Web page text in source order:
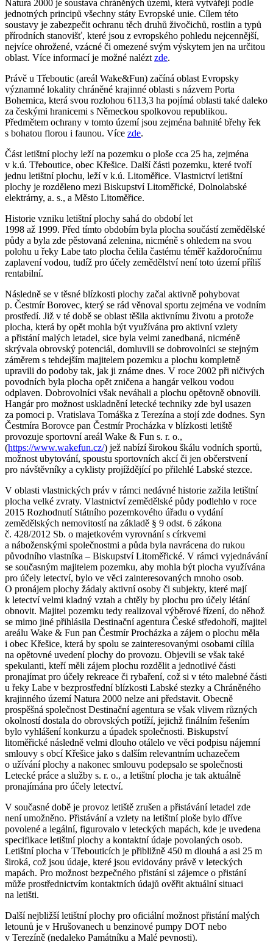
Natura 2000 je soustava chráněných území, která vytvářejí podle
jednotných principů všechny státy Evropské unie. Cílem této
soustavy je zabezpečit ochranu těch druhů živočichů, rostlin a typů
přírodních stanovišť, které jsou z evropského pohledu nejcennější,
nejvíce ohrožené, vzácné či omezené svým výskytem jen na určitou
oblast. Více informací je možné nalézt zde.
Právě u Třeboutic (areál Wake&Fun) začíná oblast Evropsky
významné lokality chráněné krajinné oblasti s názvem Porta
Bohemica, která svou rozlohou 6113,3 ha pojímá oblasti také daleko
za českými hranicemi s Německou spolkovou republikou.
Předmětem ochrany v tomto území jsou zejména bahnité břehy řek
s bohatou florou i faunou. Více zde.
Část letištní plochy leží na pozemku o ploše cca 25 ha, zejména
v k.ú. Třeboutice, obec Křešice. Další části pozemku, které tvoří
jednu letištní plochu, leží v k.ú. Litoměřice. Vlastnictví letištní
plochy je rozděleno mezi Biskupství Litoměřické, Dolnolabské
elektrárny, a. s., a Město Litoměřice.
Historie vzniku letištní plochy sahá do období let
1998 až 1999. Před tímto obdobím byla plocha součástí zemědělské
půdy a byla zde pěstovaná zelenina, nicméně s ohledem na svou
polohu u řeky Labe tato plocha čelila častému téměř každoročnímu
zaplavení vodou, tudíž pro účely zemědělství není toto území příliš
rentabilní.
Následně se v těsné blízkosti plochy začal aktivně pohybovat
p. Čestmír Borovec, který se rád věnoval sportu zejména ve vodním
prostředí. Již v té době se oblast těšila aktivnímu životu a protože
plocha, která by opět mohla být využívána pro aktivní vzlety
a přistání malých letadel, sice byla velmi zanedbaná, nicméně
skrývala obrovský potenciál, domluvili se dobrovolníci se stejným
záměrem s tehdejším majitelem pozemku a plochu kompletně
upravili do podoby tak, jak ji známe dnes. V roce 2002 při ničivých
povodních byla plocha opět zničena a hangár velkou vodou
odplaven. Dobrovolníci však neváhali a plochu opětovně obnovili.
Hangár pro možnost uskladnění letecké techniky zde byl usazen
za pomoci p. Vratislava Tomáška z Terezína a stojí zde dodnes. Syn
Čestmíra Borovce pan Čestmír Procházka v blízkosti letiště
provozuje sportovní areál Wake & Fun s. r. o.,
(https://www.wakefun.cz/) jež nabízí širokou škálu vodních sportů,
možnost ubytování, spoustu sportovních akcí či jen občerstvení
pro návštěvníky a cyklisty projíždějící po přilehlé Labské stezce.
V oblasti vlastnických práv v rámci nedávné historie zažila letištní
plocha velké zvraty. Vlastnictví zemědělské půdy podlehlo v roce
2015 Rozhodnutí Státního pozemkového úřadu o vydání
zemědělských nemovitostí na základě § 9 odst. 6 zákona
č. 428/2012 Sb. o majetkovém vyrovnání s církvemi
a náboženskými společnostmi a půda byla navrácena do rukou
původního vlastníka – Biskupství Litoměřické. V rámci vyjednávání
se současným majitelem pozemku, aby mohla být plocha využívána
pro účely letectví, bylo ve věci zainteresovaných mnoho osob.
O pronájem plochy žádaly aktivní osoby či subjekty, které mají
k letectví velmi kladný vztah a chtěly by plochu pro účely létání
obnovit. Majitel pozemku tedy realizoval výběrové řízení, do něhož
se mimo jiné přihlásila Destinační agentura České středohoří, majitel
areálu Wake & Fun pan Čestmír Procházka a zájem o plochu měla
i obec Křešice, která by spolu se zainteresovanými osobami cílila
na opětovné uvedení plochy do provozu. Objevili se však také
spekulanti, kteří měli zájem plochu rozdělit a jednotlivé části
pronajímat pro účely rekreace či rybaření, což si v této malebné části
u řeky Labe v bezprostřední blízkosti Labské stezky a Chráněného
krajinného území Natura 2000 nelze ani představit. Obecně
prospěšná společnost Destinační agentura se však vlivem různých
okolností dostala do obrovských potíží, jejichž finálním řešením
bylo vyhlášení konkurzu a úpadek společnosti. Biskupství
litoměřické následně velmi dlouho otálelo ve věci podpisu nájemní
smlouvy s obcí Křešice jako s dalším relevantním uchazečem
o užívání plochy a nakonec smlouvu podepsalo se společnosti
Letecké práce a služby s. r. o., a letištní plocha je tak aktuálně
pronajímána pro účely letectví.
V současné době je provoz letiště zrušen a přistávání letadel zde
není umožněno. Přistávání a vzlety na letištní ploše bylo dříve
povolené a legální, figurovalo v leteckých mapách, kde je uvedena
specifikace letištní plochy a kontaktní údaje povolaných osob.
Letištní plocha v Třebouticích je přibližně 450 m dlouhá a asi 25 m
široká, což jsou údaje, které jsou evidovány právě v leteckých
mapách. Pro možnost bezpečného přistání si zájemce o přistání
může prostřednictvím kontaktních údajů ověřit aktuální situaci
na letišti.
Další nejbližší letištní plochy pro oficiální možnost přistání malých
letounů je v Hrušovanech u benzinové pumpy DOT nebo
v Terezíně (nedaleko Památníku a Malé pevnosti).